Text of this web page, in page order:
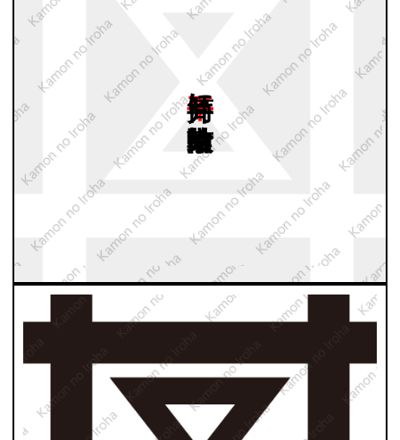
中陰輪鼓